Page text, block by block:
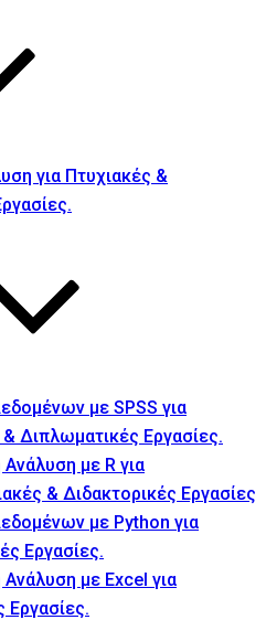
για Πτυχιακές &
με SPSS για
Διπλωματικές Εργασίες.
Ανάλυση με R για
& Διδακτορικές Εργασίες
με Python για
Εργασίες.
Ανάλυση με Excel για
Εργασίες.